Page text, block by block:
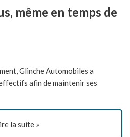
même en temps de
Glinche Automobiles a
afin de maintenir ses
la suite »